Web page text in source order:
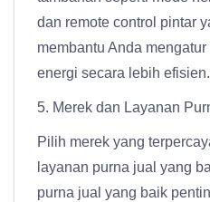
dan remote control pintar
membantu Anda
energi secara lebih efisien.
5. Merek dan Layanan
Pilih merek yang
layanan purna jual yang
purna jual yang baik